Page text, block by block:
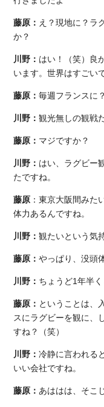
藤原： え？現地に？ラ
か？
川野： はい！（笑）良
います。世界はすごい
藤原：毎週フランスに？
川野：観光無しの観戦
藤原： マジですか？
川野： はい、ラグビー
たですね。
藤原 ：東京大阪間みた
体力あるんですね。
川野：観たいという気
藤原：やっぱり、没頭
川野： ちょうど1年半く
藤原： ということは、
スにラグビーを観に、
すね？（笑）
川野：冷静に言われる
いい会社ですね。
藤原： あははは、そこ